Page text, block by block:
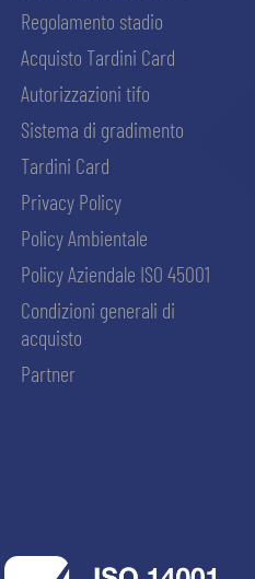
Regolamento stadio
Acquisto Tardini Card
Autorizzazioni tifo
Sistema di gradimento
Tardini Card
Privacy Policy
Policy Ambientale
Policy Aziendale ISO 45001
Condizioni generali di
acquisto
Partner